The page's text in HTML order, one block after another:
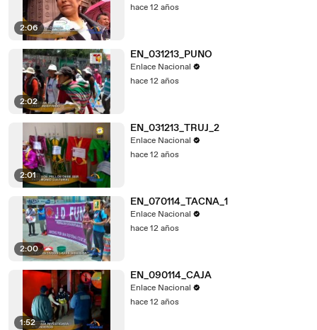
2:06
hace 12 años
2:02
EN_031213_PUNO
Enlace Nacional
hace 12 años
2:01
EN_031213_TRUJ_2
Enlace Nacional
hace 12 años
2:00
EN_070114_TACNA_1
Enlace Nacional
hace 12 años
1:52
EN_090114_CAJA
Enlace Nacional
hace 12 años